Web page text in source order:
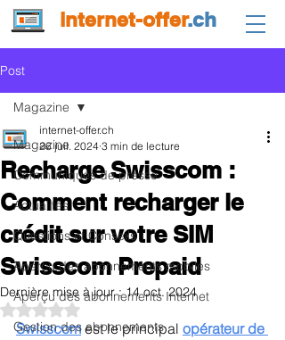
internet-offer.ch
Post
Magazine
Communiqués de presse
Actualités
Questions et Conseils
Aperçu des abonnements mobiles
Aperçu des abonnements Internet
Gestion des abonnements
Magazine
Recharge Swisscom :
Comment recharger le
crédit sur votre SIM
Swisscom Prepaid
internet-offer.ch
26 juil. 2024 3 min de lecture
Dernière mise à jour :14 oct. 2024
Noté NaN étoiles sur 5.
Swisscom est le principal opérateur de